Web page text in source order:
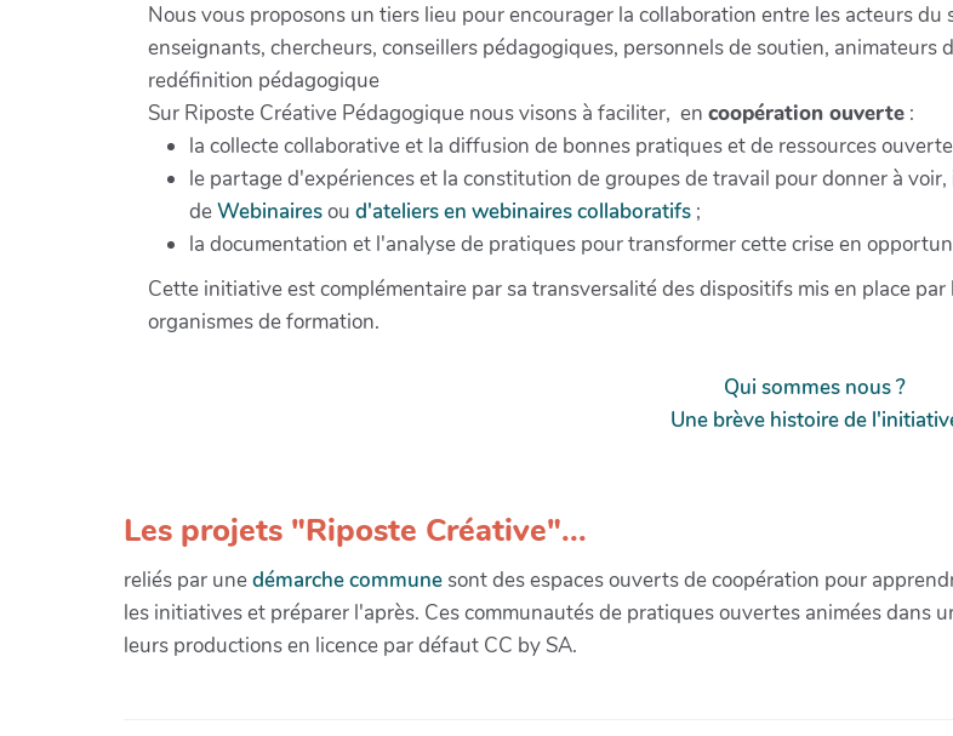
Nous vous proposons un tiers lieu pour encourager la collaboration entre les acteurs
enseignants, chercheurs, conseillers pédagogiques, personnels de soutien,
redéfinition pédagogique
Sur Riposte Créative Pédagogique nous visons à faciliter, en coopération ouverte :
la collecte collaborative et la diffusion de bonnes pratiques et de ressources
le partage d'expériences et la constitution de groupes de travail pour donner à
deWebinairesou d'ateliers en webinaires collaboratifs ;
la documentation et l'analyse de pratiques pour transformer cette crise en
Cette initiative est complémentaire par sa transversalité des dispositifs mis en place
organismes de formation.
Qui sommes nous ?
Une brève histoire de